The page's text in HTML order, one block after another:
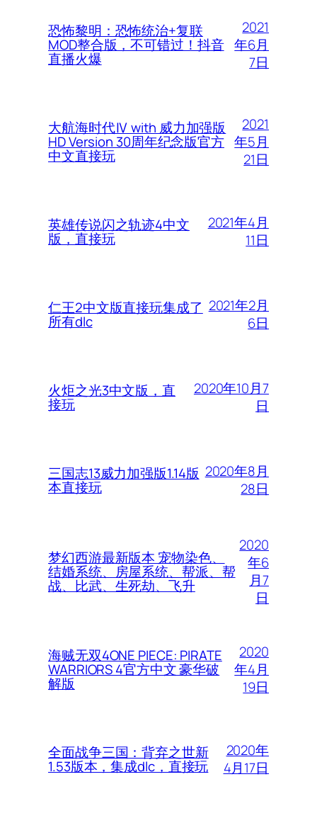
恐怖黎明：恐怖统治+复联
MOD整合版，不可错过！抖音
直播火爆
2021
年6月
7日
大航海时代Ⅳ with 威力加强版
HD Version 30周年纪念版官方
中文直接玩
2021
年5月
21日
英雄传说闪之轨迹4中文
版，直接玩
2021年4月
11日
仁王2中文版直接玩集成了
所有dlc
2021年2月
6日
火炬之光3中文版，直
接玩
2020年10月7
日
三国志13威力加强版1.14版
本直接玩
2020年8月
28日
梦幻西游最新版本 宠物染色、
结婚系统、房屋系统、帮派、帮
战、比武、生死劫、飞升
2020
年6
月7
日
海贼无双4ONE PIECE: PIRATE
WARRIORS 4官方中文 豪华破
解版
2020
年4月
19日
全面战争三国：背弃之世新
1.53版本，集成dlc，直接玩
2020年
4月17日